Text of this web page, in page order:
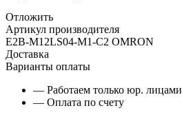
Отложить
Артикул производителя
E2B-M12LS04-M1-C2 OMRON
Доставка
Варианты оплаты
— Работаем только юр. лицами
— Оплата по счету